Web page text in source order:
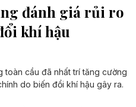
đánh giá rủi ro
khí hậu
toàn cầu đã nhất trí tăng cường
do biến đổi khí hậu gây ra.